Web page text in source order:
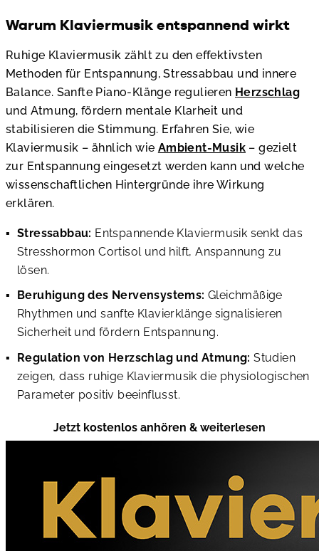
Warum Klaviermusik entspannend wirkt
Ruhige Klaviermusik zählt zu den effektivsten
Methoden für Entspannung, Stressabbau und innere
Balance. Sanfte Piano-Klänge regulieren Herzschlag
und Atmung, fördern mentale Klarheit und
stabilisieren die Stimmung. Erfahren Sie, wie
Klaviermusik – ähnlich wie Ambient-Musik – gezielt
zur Entspannung eingesetzt werden kann und welche
wissenschaftlichen Hintergründe ihre Wirkung
erklären.
Stressabbau: Entspannende Klaviermusik senkt das
Stresshormon Cortisol und hilft, Anspannung zu
lösen.
Beruhigung des Nervensystems: Gleichmäßige
Rhythmen und sanfte Klavierklänge signalisieren
Sicherheit und fördern Entspannung.
Regulation von Herzschlag und Atmung: Studien
zeigen, dass ruhige Klaviermusik die physiologischen
Parameter positiv beeinflusst.
Jetzt kostenlos anhören & weiterlesen